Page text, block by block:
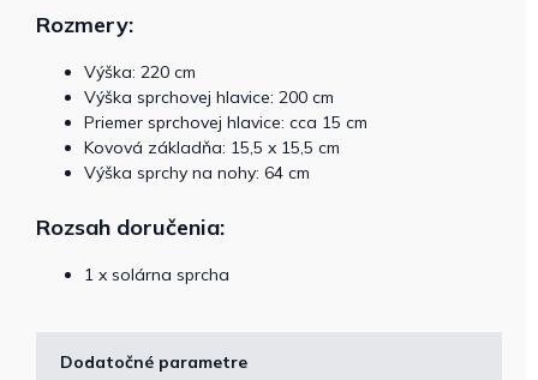
Rozmery:
Výška: 220 cm
Výška sprchovej hlavice: 200 cm
Priemer sprchovej hlavice: cca 15 cm
Kovová základňa: 15,5 x 15,5 cm
Výška sprchy na nohy: 64 cm
Rozsah doručenia:
1 x solárna sprcha
Dodatočné parametre